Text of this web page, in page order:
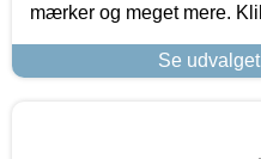
mærker og meget mere.
Se